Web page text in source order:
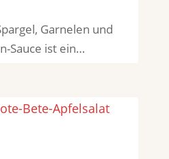
Garnelen und
Sauce ist ein…
Bete-Apfelsalat